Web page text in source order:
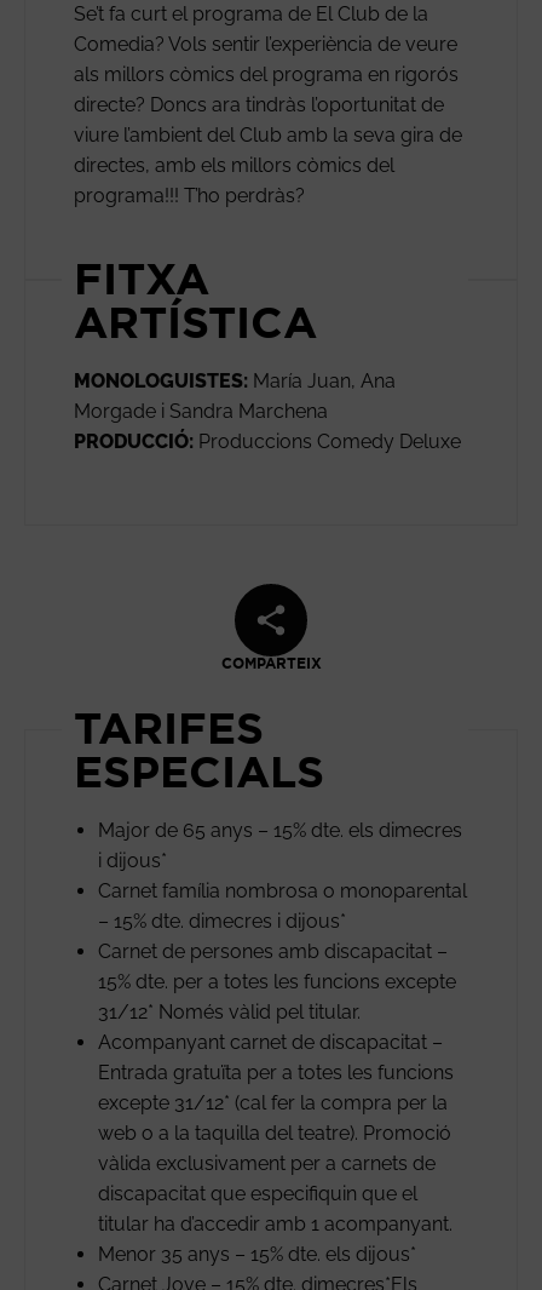
Se’t fa curt el programa de El Club de la
Comedia? Vols sentir l’experiència de veure
als millors còmics del programa en rigorós
directe? Doncs ara tindràs l’oportunitat de
viure l’ambient del Club amb la seva gira de
directes, amb els millors còmics del
programa!!! T’ho perdràs?
FITXA
ARTÍSTICA
MONOLOGUISTES: María Juan, Ana
Morgade i Sandra Marchena
PRODUCCIÓ: Produccions Comedy Deluxe
COMPARTEIX
TARIFES
ESPECIALS
Major de 65 anys – 15% dte. els dimecres
i dijous*
Carnet família nombrosa o monoparental
– 15% dte. dimecres i dijous*
Carnet de persones amb discapacitat –
15% dte. per a totes les funcions excepte
31/12* Només vàlid pel titular.
Acompanyant carnet de discapacitat –
Entrada gratuïta per a totes les funcions
excepte 31/12* (cal fer la compra per la
web o a la taquilla del teatre). Promoció
vàlida exclusivament per a carnets de
discapacitat que especifiquin que el
titular ha d’accedir amb 1 acompanyant.
Menor 35 anys – 15% dte. els dijous*
Carnet Jove – 15% dte. dimecres*Els